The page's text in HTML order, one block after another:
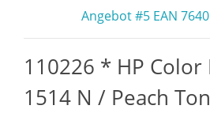
Angebot #5 EAN
110226 * HP Color
1514 N / Peach